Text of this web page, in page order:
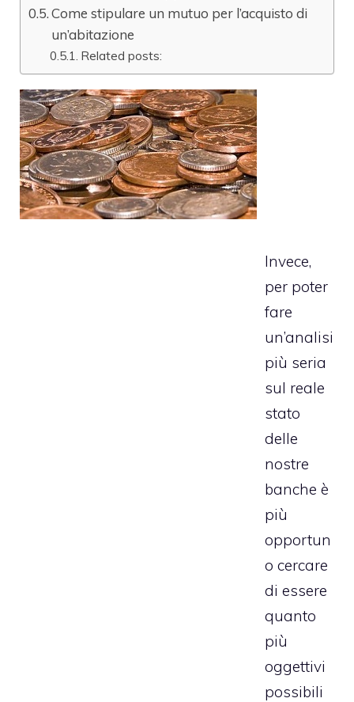
Come stipulare un mutuo per l’acquisto di
un’abitazione
Related posts:
Invece,
per poter
fare
un’analisi
più seria
sul reale
stato
delle
nostre
banche è
più
opportun
o cercare
di essere
quanto
più
oggettivi
possibili